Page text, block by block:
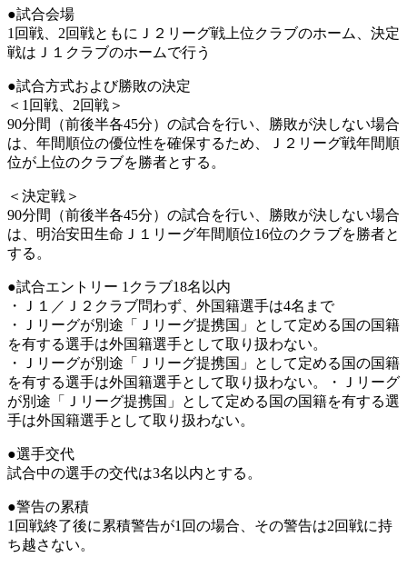
●試合会場
1回戦、2回戦ともにＪ２リーグ戦上位クラブのホーム、決定
戦はＪ１クラブのホームで行う
●試合方式および勝敗の決定
＜1回戦、2回戦＞
90分間（前後半各45分）の試合を行い、勝敗が決しない場合
は、年間順位の優位性を確保するため、Ｊ２リーグ戦年間順
位が上位のクラブを勝者とする。
＜決定戦＞
90分間（前後半各45分）の試合を行い、勝敗が決しない場合
は、明治安田生命Ｊ１リーグ年間順位16位のクラブを勝者と
する。
●試合エントリー 1クラブ18名以内
・Ｊ１／Ｊ２クラブ問わず、外国籍選手は4名まで
・Ｊリーグが別途「Ｊリーグ提携国」として定める国の国籍
を有する選手は外国籍選手として取り扱わない。
・Ｊリーグが別途「Ｊリーグ提携国」として定める国の国籍
を有する選手は外国籍選手として取り扱わない。・Ｊリーグ
が別途「Ｊリーグ提携国」として定める国の国籍を有する選
手は外国籍選手として取り扱わない。
●選手交代
試合中の選手の交代は3名以内とする。
●警告の累積
1回戦終了後に累積警告が1回の場合、その警告は2回戦に持
ち越さない。